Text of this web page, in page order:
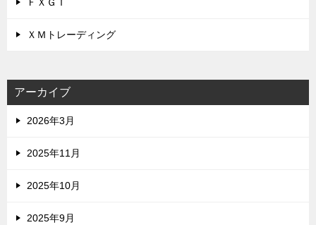
ＦＸＧＴ
ＸＭトレーディング
アーカイブ
2026年3月
2025年11月
2025年10月
2025年9月